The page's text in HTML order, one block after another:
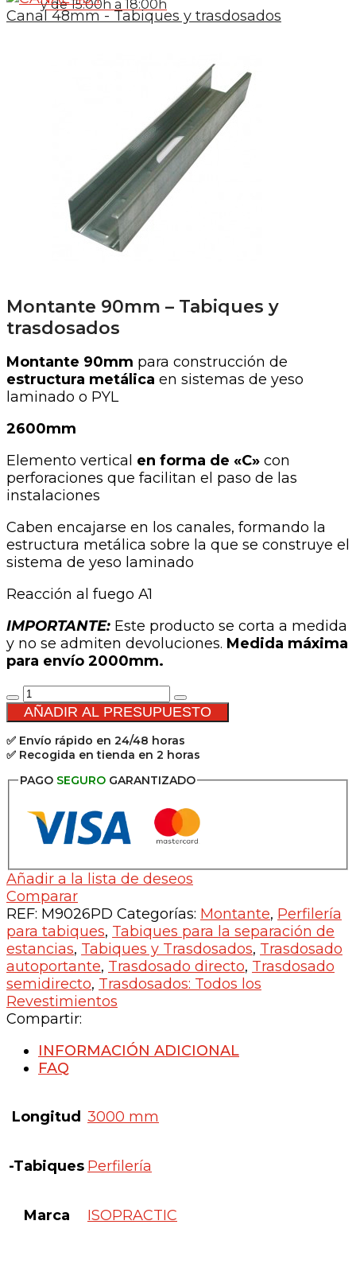
y de 15:00h a 18:00h
Canal 48mm - Tabiques y trasdosados
Montante 90mm – Tabiques y
trasdosados
Montante 90mm para construcción de
estructura metálica en sistemas de yeso
laminado o PYL
2600mm
Elemento vertical en forma de «C» con
perforaciones que facilitan el paso de las
instalaciones
Caben encajarse en los canales, formando la
estructura metálica sobre la que se construye el
sistema de yeso laminado
Reacción al fuego A1
IMPORTANTE: Este producto se corta a medida
y no se admiten devoluciones. Medida máxima
para envío 2000mm.
Montante
90mm
-
Tabiques
y
trasdosados
AÑADIR AL PRESUPUESTO
✅ Envío rápido en 24/48 horas
✅ Recogida en tienda en 2 horas
PAGO SEGUROGARANTIZADO
Añadir a la lista de deseos
Comparar
REF: M9026PD Categorías: Montante, Perfilería
para tabiques, Tabiques para la separación de
estancias, Tabiques y Trasdosados, Trasdosado
autoportante, Trasdosado directo, Trasdosado
semidirecto, Trasdosados: Todos los
Revestimientos
Compartir:
INFORMACIÓN ADICIONAL
FAQ
Longitud 3000 mm
-Tabiques Perfilería
Marca ISOPRACTIC